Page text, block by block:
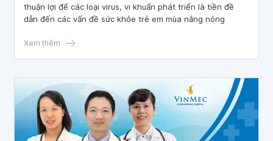
thuận lợi để các loại virus, vi khuẩn phát triển là tiền đề
dẫn đến các vấn đề sức khỏe trẻ em mùa nắng nóng
Xem thêm